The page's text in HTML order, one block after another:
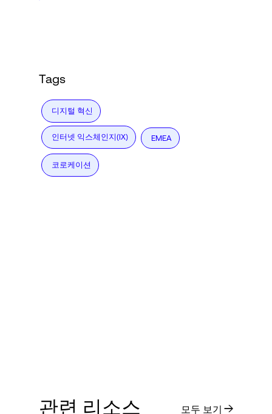
Tags
디지털 혁신
인터넷 익스체인지(IX) EMEA
코로케이션
관련 리소스 모두 보기